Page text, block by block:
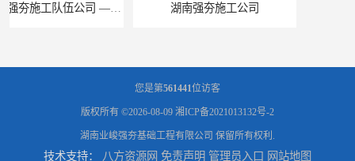
湖南强夯施工公司
您是第561441位访客
版权所有 ©2026-08-09 湘ICP备2021013132号-2
湖南业峻强夯基础工程有限公司 保留所有权利.
技术支持： 八方资源网 免责声明 管理员入口 网站地图